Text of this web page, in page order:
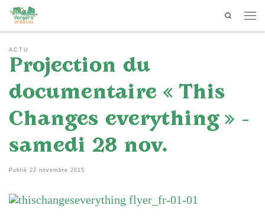
Passer au contenu
Search
ACTU
Projection du
documentaire « This
Changes everything » –
samedi 28 nov.
Publié 22 novembre 2015